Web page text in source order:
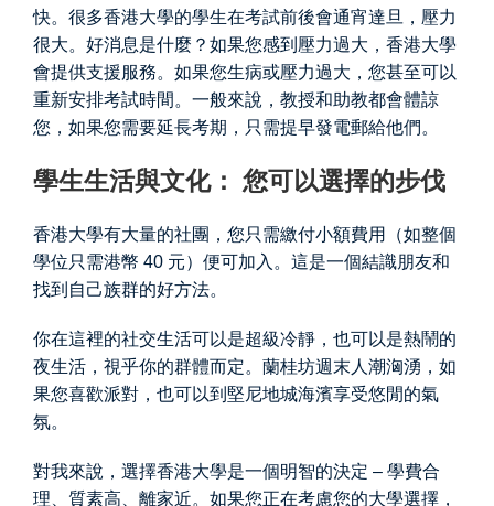
快。很多香港大學的學生在考試前後會通宵達旦，壓力
很大。好消息是什麼？如果您感到壓力過大，香港大學
會提供支援服務。如果您生病或壓力過大，您甚至可以
重新安排考試時間。一般來說，教授和助教都會體諒
您，如果您需要延長考期，只需提早發電郵給他們。
學生生活與文化： 您可以選擇的步伐
香港大學有大量的社團，您只需繳付小額費用（如整個
學位只需港幣 40 元）便可加入。這是一個結識朋友和
找到自己族群的好方法。
你在這裡的社交生活可以是超級冷靜，也可以是熱鬧的
夜生活，視乎你的群體而定。蘭桂坊週末人潮洶湧，如
果您喜歡派對，也可以到堅尼地城海濱享受悠閒的氣
氛。
對我來說，選擇香港大學是一個明智的決定 – 學費合
理、質素高、離家近。如果您正在考慮您的大學選擇，